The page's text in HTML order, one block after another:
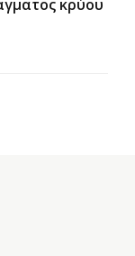
κρύου